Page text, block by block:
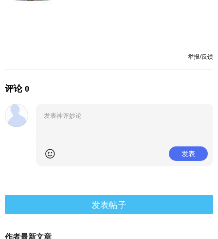
举报/反馈
评论 0
发表
发表帖子
作者最新文章